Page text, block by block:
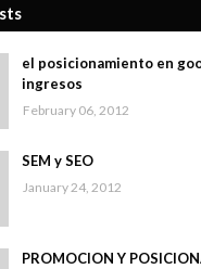
el posicionamiento en
ingresos
February 06, 2012
SEM y SEO
January 24, 2012
PROMOCION Y